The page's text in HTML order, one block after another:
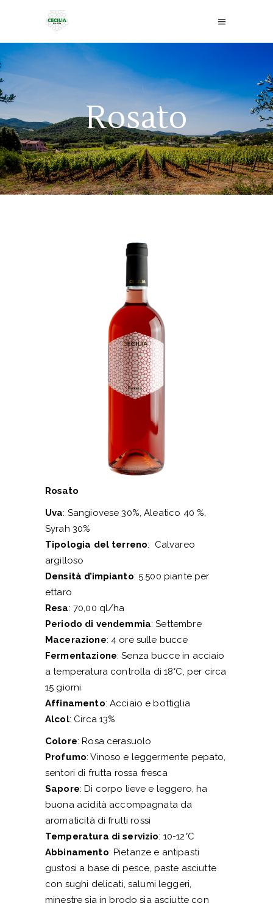
Rosato
Rosato
Uva: Sangiovese 30%, Aleatico 40 %,
Syrah 30%
Tipologia del terreno: Calvareo
argilloso
Densità d’impianto: 5.500 piante per
ettaro
Resa: 70,00 ql/ha
Periodo di vendemmia: Settembre
Macerazione: 4 ore sulle bucce
Fermentazione: Senza bucce in acciaio
a temperatura controlla di 18°C, per circa
15 giorni
Affinamento: Acciaio e bottiglia
Alcol: Circa 13%
Colore: Rosa cerasuolo
Profumo: Vinoso e leggermente pepato,
sentori di frutta rossa fresca
Sapore: Di corpo lieve e leggero, ha
buona acidità accompagnata da
aromaticità di frutti rossi
Temperatura di servizio: 10-12°C
Abbinamento: Pietanze e antipasti
gustosi a base di pesce, paste asciutte
con sughi delicati, salumi leggeri,
minestre sia in brodo sia asciutte con